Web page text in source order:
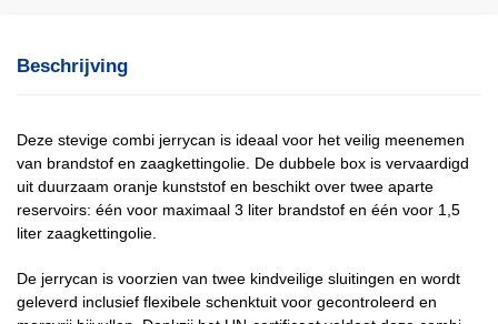
Beschrijving
Deze stevige combi jerrycan is ideaal voor het veilig meenemen
van brandstof en zaagkettingolie. De dubbele box is vervaardigd
uit duurzaam oranje kunststof en beschikt over twee aparte
reservoirs: één voor maximaal 3 liter brandstof en één voor 1,5
liter zaagkettingolie.
De jerrycan is voorzien van twee kindveilige sluitingen en wordt
geleverd inclusief flexibele schenktuit voor gecontroleerd en